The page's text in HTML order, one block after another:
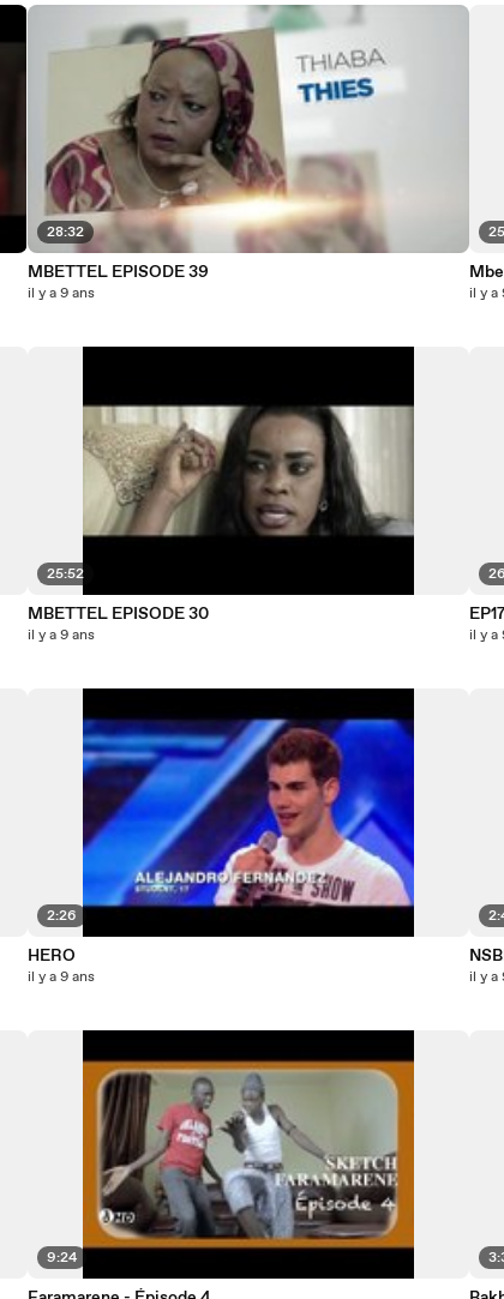
28:32
MBETTEL EPISODE 39
il y a 9 ans
25:52
MBETTEL EPISODE 30
il y a 9 ans
2:26
HERO
il y a 9 ans
9:24
il y a
il y a
il y a